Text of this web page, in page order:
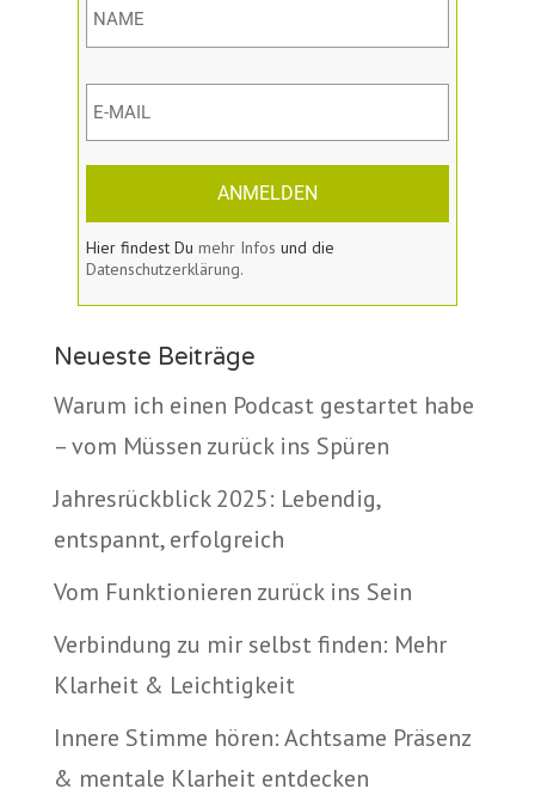
ANMELDEN
Hier findest Du mehr Infos und die
Datenschutzerklärung.
Neueste Beiträge
Warum ich einen Podcast gestartet habe
– vom Müssen zurück ins Spüren
Jahresrückblick 2025: Lebendig,
entspannt, erfolgreich
Vom Funktionieren zurück ins Sein
Verbindung zu mir selbst finden: Mehr
Klarheit & Leichtigkeit
Innere Stimme hören: Achtsame Präsenz
& mentale Klarheit entdecken